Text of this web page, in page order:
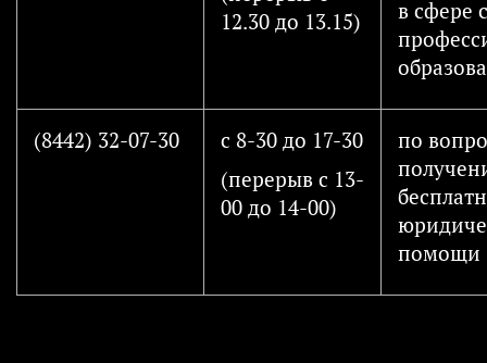
12.30 до 13.15)
в сфере
(8442) 32-07-30
с 8-30 до 17-30
(перерыв с 13-
00 до 14-00)
по
помощи